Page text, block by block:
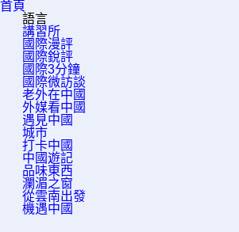
首頁
語言
講習所
國際漫評
國際銳評
國際3分鐘
國際微訪談
老外在中國
外媒看中國
遇見中國
城市
打卡中國
中國遊記
品味東西
瀾湄之窗
從雲南出發
機遇中國